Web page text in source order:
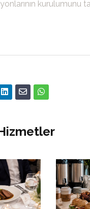
kurulumunu